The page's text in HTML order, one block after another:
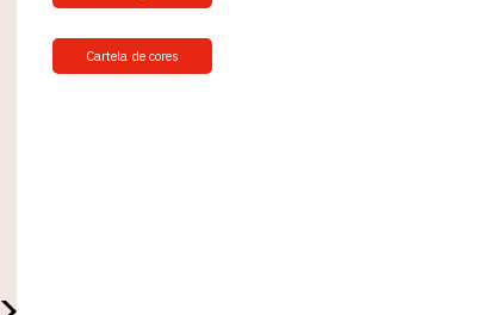
Cartela de cores